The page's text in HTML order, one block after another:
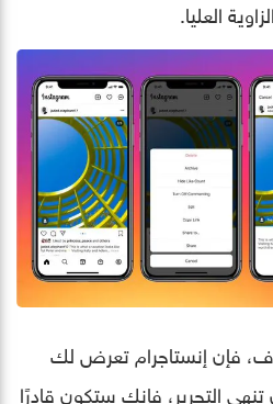
العليا.
فإن إنستاجرام تعرض لك
التحرير، فإنك ستكون قادرًا